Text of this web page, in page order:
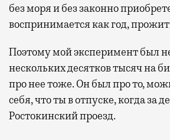
без моря и без законно
воспринимается как год,
Поэтому мой эксперимент был
нескольких десятков тысяч на
про нее тоже. Он был про то,
себя, что ты в отпуске, когда за
Ростокинский проезд.